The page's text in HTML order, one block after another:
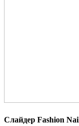
Слайдер Fashion